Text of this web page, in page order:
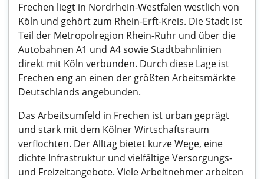
Frechen liegt in Nordrhein-Westfalen westlich von
Köln und gehört zum Rhein-Erft-Kreis. Die Stadt ist
Teil der Metropolregion Rhein-Ruhr und über die
Autobahnen A1 und A4 sowie Stadtbahnlinien
direkt mit Köln verbunden. Durch diese Lage ist
Frechen eng an einen der größten Arbeitsmärkte
Deutschlands angebunden.
Das Arbeitsumfeld in Frechen ist urban geprägt
und stark mit dem Kölner Wirtschaftsraum
verflochten. Der Alltag bietet kurze Wege, eine
dichte Infrastruktur und vielfältige Versorgungs-
und Freizeitangebote. Viele Arbeitnehmer arbeiten